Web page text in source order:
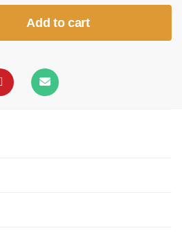
Add to cart